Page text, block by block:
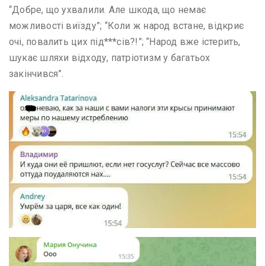
“Добре, що ухвалили. Але шкода, що немає
можливості виїзду”; “Коли ж народ встане, відкриє
очі, повалить цих під***сів?!”; “Народ вже істерить,
шукає шляхи відходу, патріотизм у багатьох
закінчився”.